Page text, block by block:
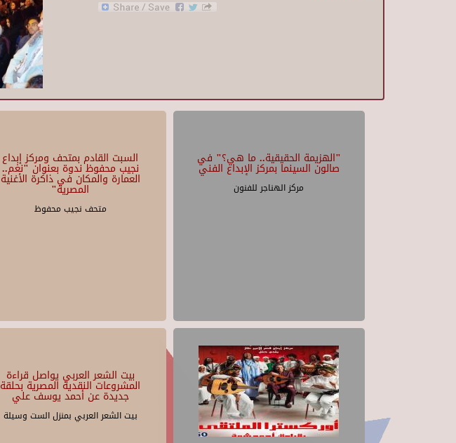
السبت القادم بمتحف ومركز إبداع
نجيب محفوظ ندوة بعنوان "نغم..
العمارة والمكان في ذاكرة الأغنية
المصرية"
متحف نجيب محفوظ
"الهزيمة الحقيقية.. ما هي؟" في
صالون السينما بمركز الإبداع الفني
مركز الهناجر للفنون
بيت الشعر العربي يواصل قراءة
المشروعات النقدية المصرية بحلقة
جديدة عن أحمد يوسف علي
بيت الشعر العربي بمنزل الست وسيلة